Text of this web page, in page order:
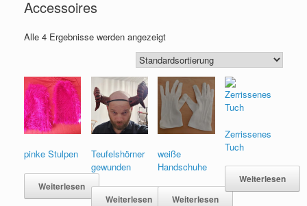
Accessoires
Alle 4 Ergebnisse werden angezeigt
pinke Stulpen
Weiterlesen
Teufelshörner
gewunden
Weiterlesen
weiße
Handschuhe
Weiterlesen
Zerrissenes
Tuch
Weiterlesen